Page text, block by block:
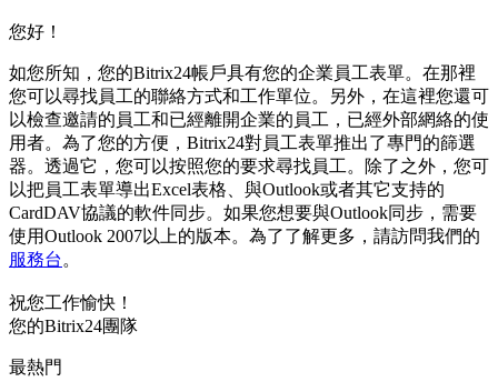
您好！
如您所知，您的Bitrix24帳戶具有您的企業員工表單。在那裡
您可以尋找員工的聯絡方式和工作單位。另外，在這裡您還可
以檢查邀請的員工和已經離開企業的員工，已經外部網絡的使
用者。為了您的方便，Bitrix24對員工表單推出了專門的篩選
器。透過它，您可以按照您的要求尋找員工。除了之外，您可
以把員工表單導出Excel表格、與Outlook或者其它支持的
CardDAV協議的軟件同步。如果您想要與Outlook同步，需要
使用Outlook 2007以上的版本。為了了解更多，請訪問我們的
服務台。
祝您工作愉快！
您的Bitrix24團隊
最熱門